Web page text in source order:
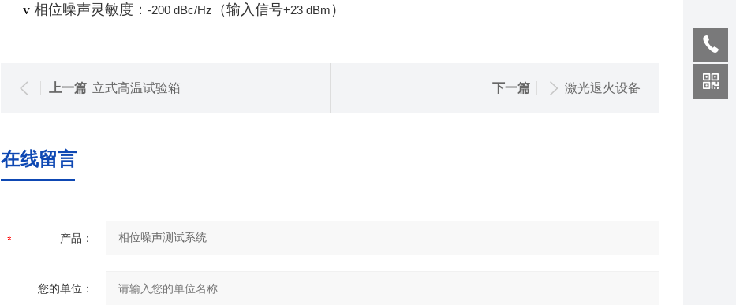
v 相位噪声灵敏度： -200 dBc/Hz （输入信号+23 dBm ）
上一篇 立式高温试验箱 下一篇 激光退火设备
在线留言
产品：
您的单位：